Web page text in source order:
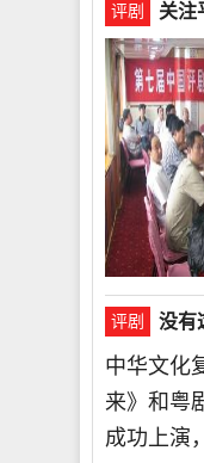
评剧 关注
评剧 没有
中华文化
来》和粤
成功上演